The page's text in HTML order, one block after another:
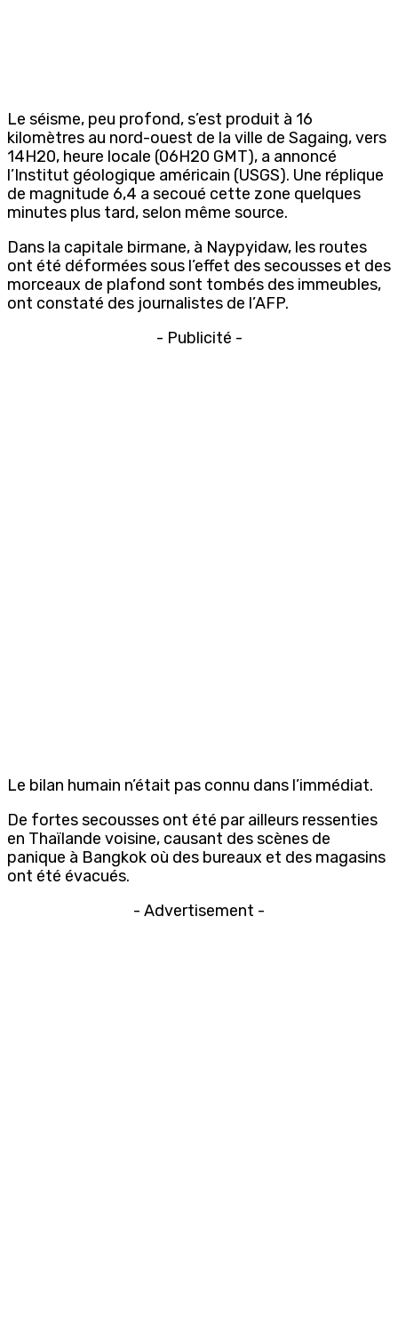
Le séisme, peu profond, s’est produit à 16
kilomètres au nord-ouest de la ville de Sagaing, vers
14H20, heure locale (06H20 GMT), a annoncé
l’Institut géologique américain (USGS). Une réplique
de magnitude 6,4 a secoué cette zone quelques
minutes plus tard, selon même source.
Dans la capitale birmane, à Naypyidaw, les routes
ont été déformées sous l’effet des secousses et des
morceaux de plafond sont tombés des immeubles,
ont constaté des journalistes de l’AFP.
- Publicité -
Le bilan humain n’était pas connu dans l’immédiat.
De fortes secousses ont été par ailleurs ressenties
en Thaïlande voisine, causant des scènes de
panique à Bangkok où des bureaux et des magasins
ont été évacués.
- Advertisement -